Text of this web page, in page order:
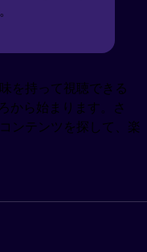
を持って視聴できる
から始まります。さ
ンテンツを探して、楽